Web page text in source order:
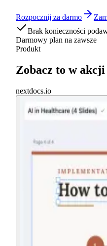
Rozpocznij za darmo
Brak konieczności
Darmowy plan na zawsze
Produkt
Zobacz to w akcji
nextdocs.io